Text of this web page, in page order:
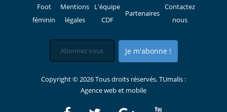
Foot
féminin
Mentions
légales
L'équipe
CDF
Partenaires
Contactez
nous
Je m'abonne !
Copyright © 2026 Tous droits réservés. TUmalis :
Agence web et mobile